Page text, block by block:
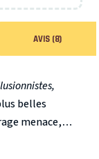
AVIS (8)
belles
menace,
vient dispenser